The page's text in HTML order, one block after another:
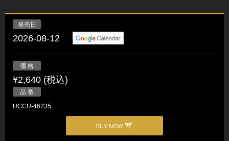
発売日
2026-08-12
価 格
¥2,640 (税込)
品 番
UCCU-46235
BUY NOW